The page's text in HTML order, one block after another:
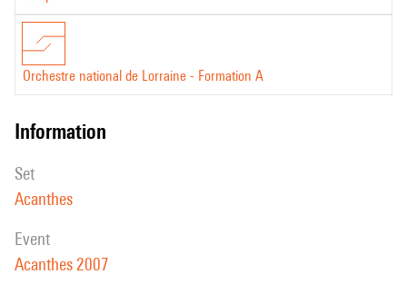
Orchestre national de Lorraine - Formation A
information
set
Acanthes
event
Acanthes 2007